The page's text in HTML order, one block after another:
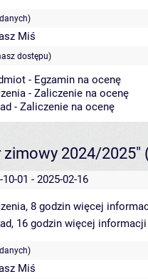
Miś
dostępu)
- Egzamin na ocenę
- Zaliczenie na ocenę
- Zaliczenie na ocenę
2024/2025"
10-01 - 2025-02-16
8 godzin więcej
16 godzin więcej informacji
Miś